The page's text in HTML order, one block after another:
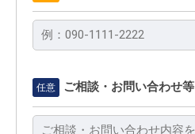
任意 ご相談・お問い合わせ等